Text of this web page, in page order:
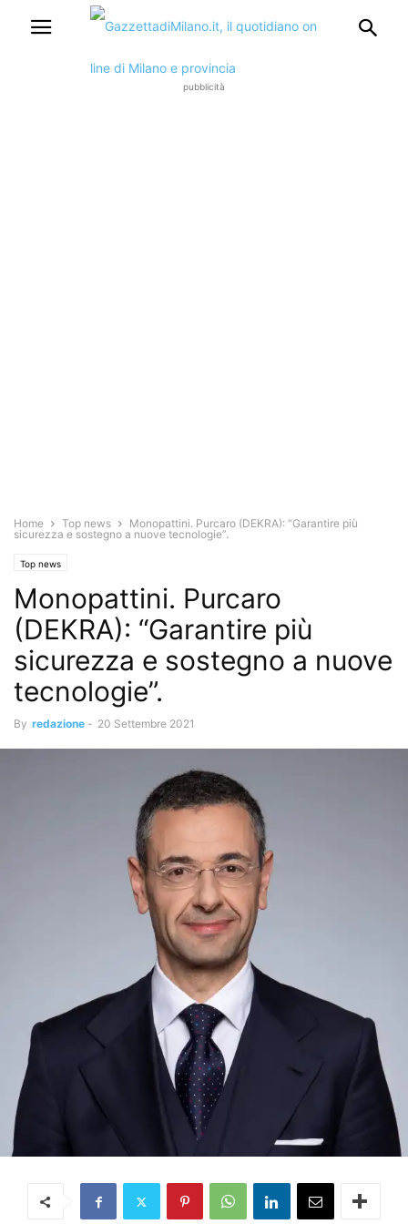
pubblicità
Home Top news
Monopattini. Purcaro (DEKRA): “Garantire più
sicurezza e sostegno a nuove tecnologie”.
Top news
Monopattini. Purcaro
(DEKRA): “Garantire più
sicurezza e sostegno a nuove
tecnologie”.
By redazione - 20 Settembre 2021